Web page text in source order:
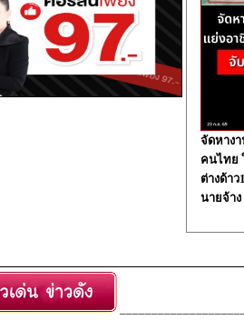
จัดหาง
คนไทย
ต่างด้า
นายจ้าง